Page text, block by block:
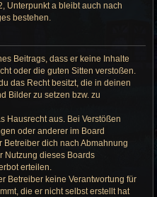
Unterpunkt a bleibt auch nach
bestehen.
Beitrags, dass er keine Inhalte
oder die guten Sitten verstoßen.
das Recht besitzt, die in deinen
Bilder zu setzen bzw. zu
Hausrecht aus. Bei Verstößen
oder anderer im Board
dich nach Abmahnung
Nutzung dieses Boards
erteilen.
Betreiber keine Verantwortung für
die er nicht selbst erstellt hat